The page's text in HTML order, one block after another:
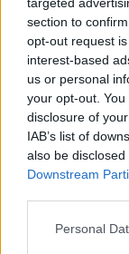
section to
opt-out request
interest-based
us or personal
your opt-out.
disclosure of
IAB’s list of
also be
Downstream
Please note that
Personal
Noemi in
ritorno sul palco
NEWS